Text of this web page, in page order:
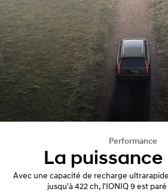
Performance
La puissance
Avec une capacité de recharge
jusqu'à 422 ch, l'IONIQ 9 est